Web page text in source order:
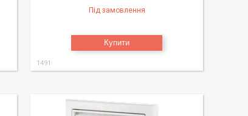
Під замовлення
Купити
1491